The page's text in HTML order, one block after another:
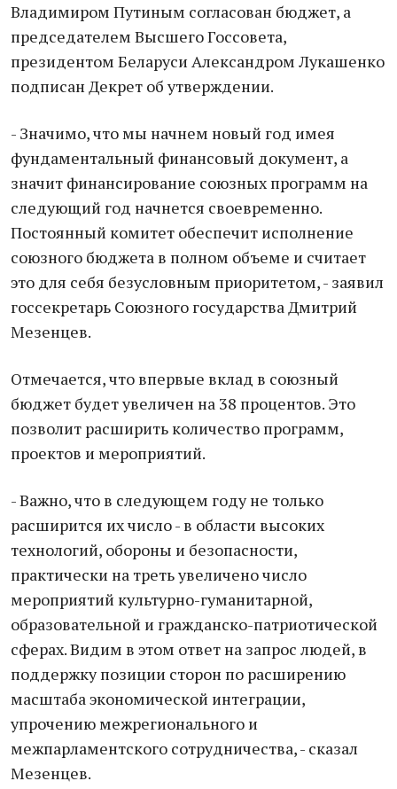
Владимиром Путиным согласован бюджет, а
председателем Высшего Госсовета,
президентом Беларуси Александром Лукашенко
подписан Декрет об утверждении.
- Значимо, что мы начнем новый год имея
фундаментальный финансовый документ, а
значит финансирование союзных программ на
следующий год начнется своевременно.
Постоянный комитет обеспечит исполнение
союзного бюджета в полном объеме и считает
это для себя безусловным приоритетом, - заявил
госсекретарь Союзного государства Дмитрий
Мезенцев.
Отмечается, что впервые вклад в союзный
бюджет будет увеличен на 38 процентов. Это
позволит расширить количество программ,
проектов и мероприятий.
- Важно, что в следующем году не только
расширится их число - в области высоких
технологий, обороны и безопасности,
практически на треть увеличено число
мероприятий культурно-гуманитарной,
образовательной и гражданско-патриотической
сферах. Видим в этом ответ на запрос людей, в
поддержку позиции сторон по расширению
масштаба экономической интеграции,
упрочению межрегионального и
межпарламентского сотрудничества, - сказал
Мезенцев.